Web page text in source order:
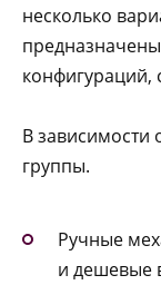
несколько
конфигураций,
В зависимости
группы.
Ручные
и дешевые